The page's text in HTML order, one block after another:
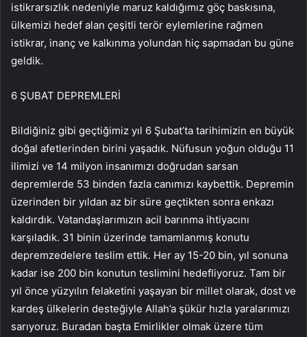
istikrarsızlık nedeniyle maruz kaldığımız göç baskısına,
ülkemizi hedef alan çeşitli terör eylemlerine rağmen
istikrar, inanç ve kalkınma yolundan hiç sapmadan bu güne
geldik.
6 ŞUBAT DEPREMLERİ
Bildiğiniz gibi geçtiğimiz yıl 6 Şubat’ta tarihimizin en büyük
doğal afetlerinden birini yaşadık. Nüfusun yoğun olduğu 11
ilimizi ve 14 milyon insanımızı doğrudan sarsan
depremlerde 53 binden fazla canımızı kaybettik. Depremin
üzerinden bir yıldan az bir süre geçtikten sonra enkazı
kaldırdık. Vatandaşlarımızın acil barınma ihtiyacını
karşıladık. 31 binin üzerinde tamamlanmış konutu
depremzedelere teslim ettik. Her ay 15-20 bin, yıl sonuna
kadar ise 200 bin konutun teslimini hedefliyoruz. Tam bir
yıl önce yüzyılın felaketini yaşayan bir millet olarak, dost ve
kardeş ülkelerin desteğiyle Allah’a şükür hızla yaralarımızı
sarıyoruz. Buradan başta Emirlikler olmak üzere tüm